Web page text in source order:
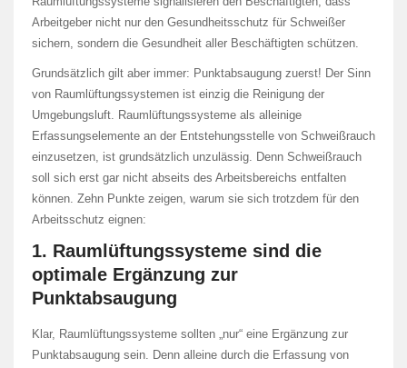
Arbeitgeber nicht nur den Gesundheitsschutz für Schweißer
sichern, sondern die Gesundheit aller Beschäftigten schützen.
Grundsätzlich gilt aber immer: Punktabsaugung zuerst! Der Sinn
von Raumlüftungssystemen ist einzig die Reinigung der
Umgebungsluft. Raumlüftungssysteme als alleinige
Erfassungselemente an der Entstehungsstelle von Schweißrauch
einzusetzen, ist grundsätzlich unzulässig. Denn Schweißrauch
soll sich erst gar nicht abseits des Arbeitsbereichs entfalten
können. Zehn Punkte zeigen, warum sie sich trotzdem für den
Arbeitsschutz eignen:
1. Raumlüftungssysteme sind die
optimale Ergänzung zur
Punktabsaugung
Klar, Raumlüftungssysteme sollten „nur“ eine Ergänzung zur
Punktabsaugung sein. Denn alleine durch die Erfassung von